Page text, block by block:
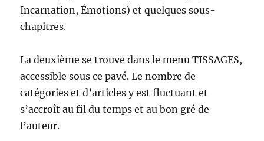
Incarnation, Émotions) et quelques sous-
chapitres.
La deuxième se trouve dans le menu TISSAGES,
accessible sous ce pavé. Le nombre de
catégories et d’articles y est fluctuant et
s’accroît au fil du temps et au bon gré de
l’auteur.